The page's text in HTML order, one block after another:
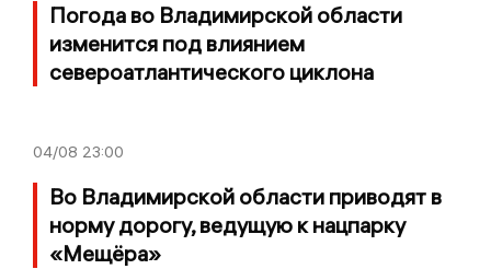
Погода во Владимирской области
изменится под влиянием
североатлантического циклона
04/08 23:00
Во Владимирской области приводят в
норму дорогу, ведущую к нацпарку
«Мещёра»